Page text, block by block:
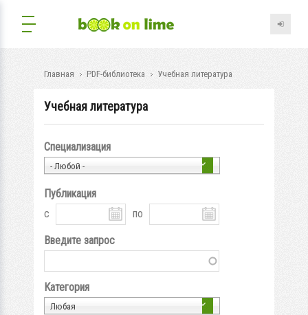
Главная PDF-библиотека Учебная литература
Учебная литература
Специализация
- Любой -
Публикация
с
по
Введите запрос
Категория
Любая